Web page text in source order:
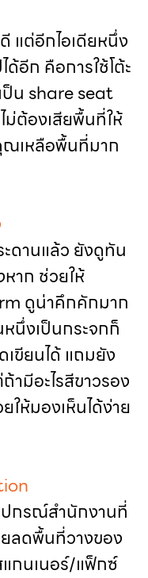
แต่อีกไอเดียหนึ่ง
อีก คือการใช้โต้ะ
น share seat
ม่ต้องเสียพื้นที่ให้
เหลือพื้นที่มาก
ดานแล้ว ยังดูทัน
าก ช่วยให้
ดูน่าคึกคักมาก
นึ่งเป็นกระจกก็
เขียนได้ แถมยัง
มีอะไรสีขาวรอง
ให้มองเห็นได้ง่าย
ปกรณ์สำนักงานที่
ลดพื้นที่วางของ
แกนเนอร์/แฟ็กซ์